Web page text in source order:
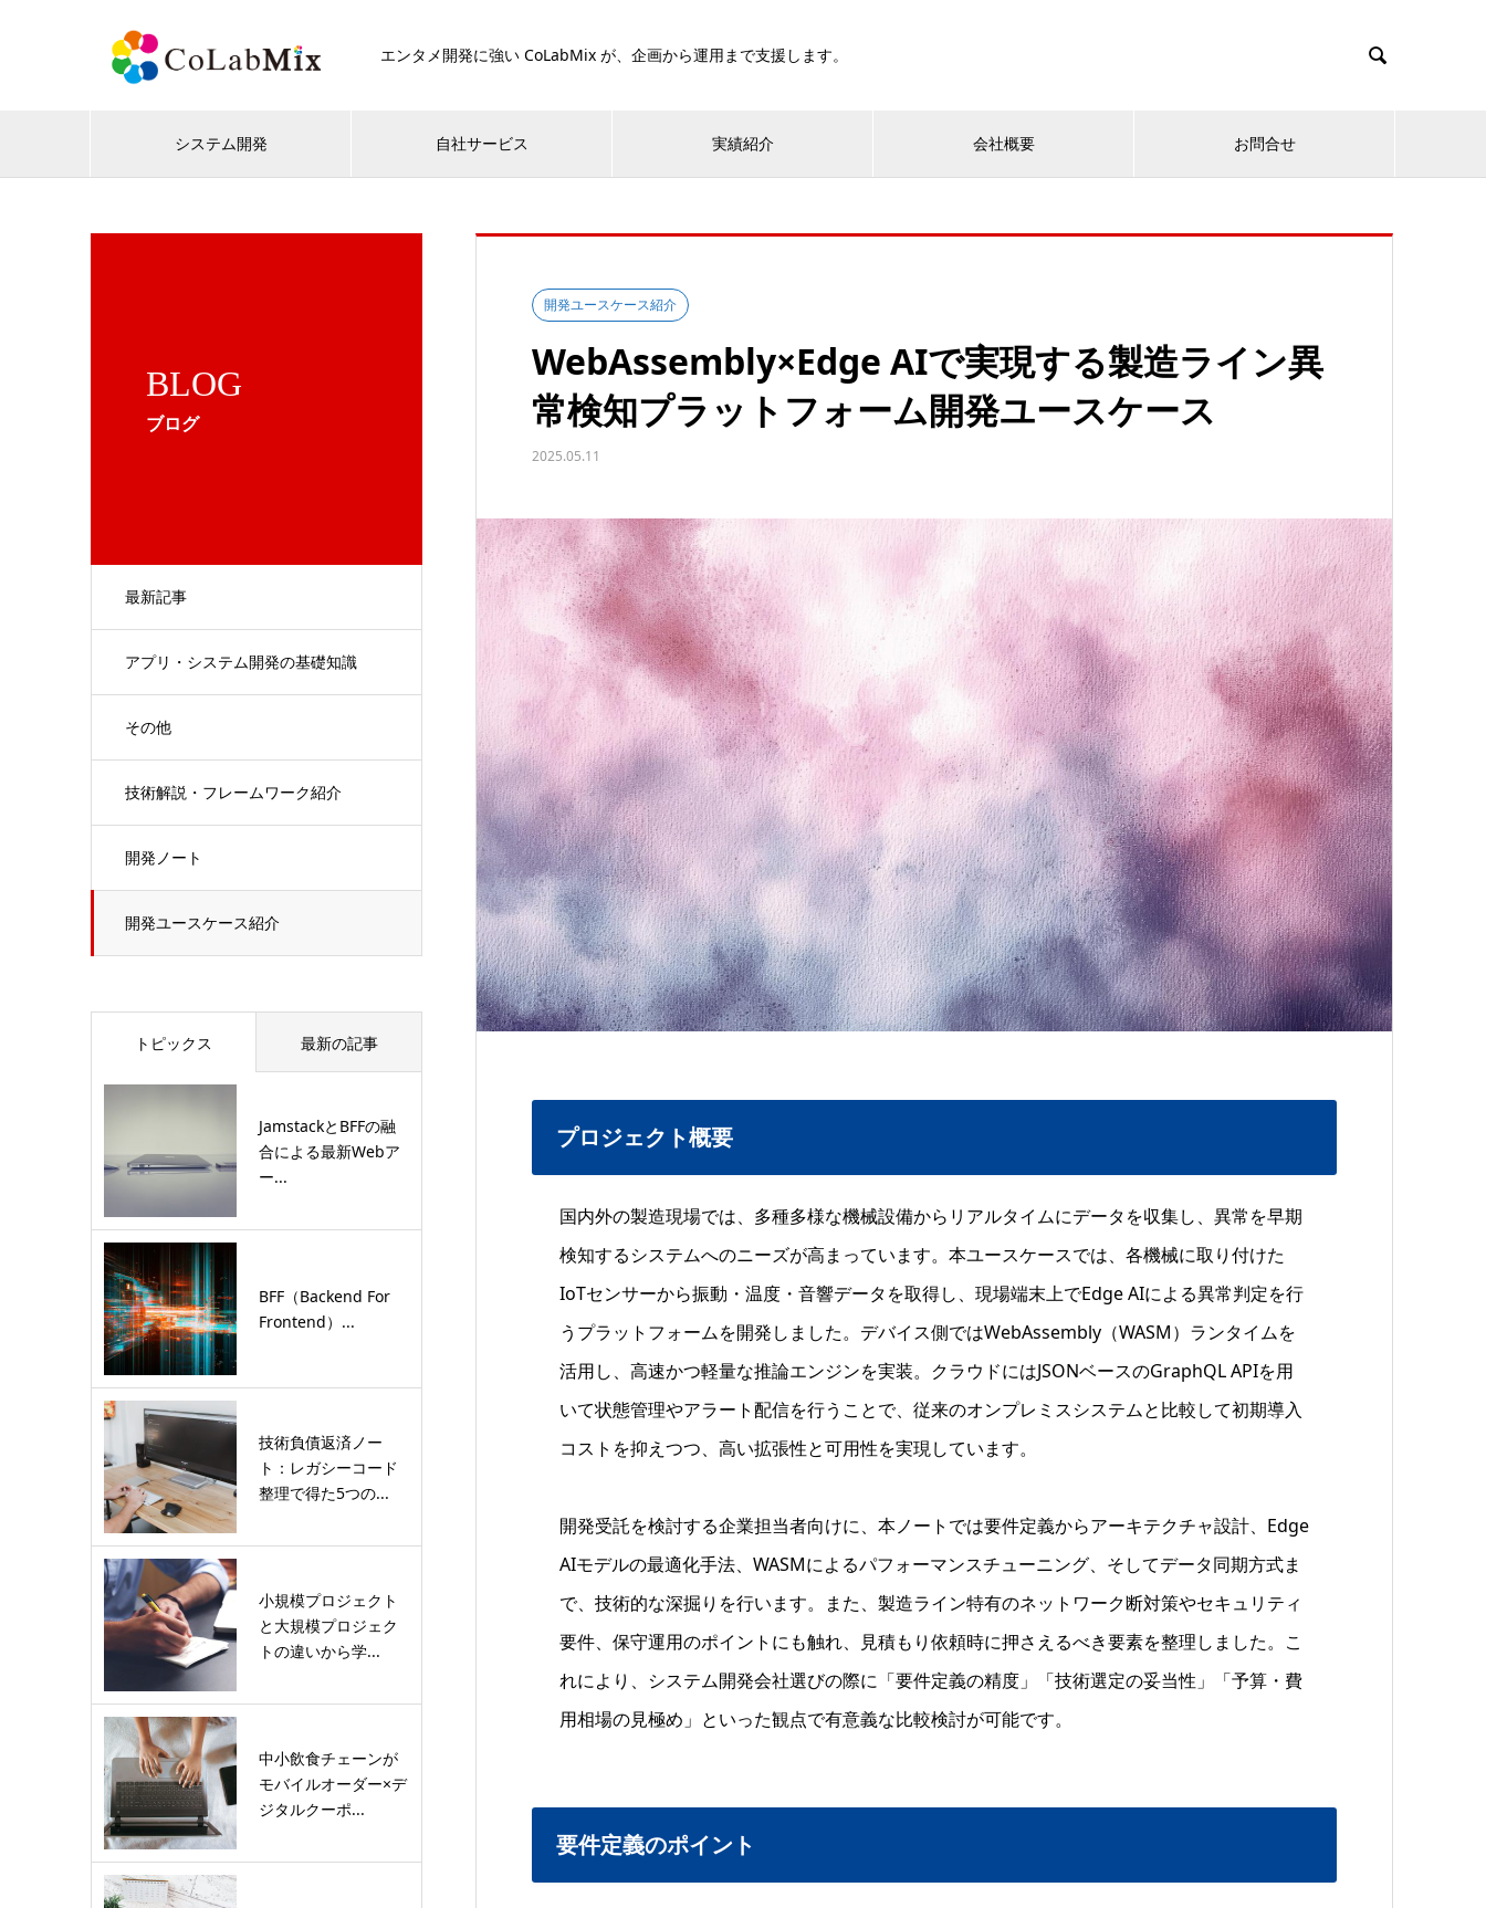
エンタメ開発に強い CoLabMix が、企画から運用まで支援します。 
システム開発 自社サービス 実績紹介 会社概要 お問合せ
BLOG
ブログ
最新記事
アプリ・システム開発の基礎知識
その他
技術解説・フレームワーク紹介
開発ノート
開発ユースケース紹介
開発ユースケース紹介
WebAssembly×Edge AIで実現する製造ライン異
常検知プラットフォーム開発ユースケース
2025.05.11
プロジェクト概要
国内外の製造現場では、多種多様な機械設備からリアルタイムにデータを収集し、異常を早期
検知するシステムへのニーズが高まっています。本ユースケースでは、各機械に取り付けた
IoTセンサーから振動・温度・音響データを取得し、現場端末上でEdge AIによる異常判定を行
うプラットフォームを開発しました。デバイス側ではWebAssembly（WASM）ランタイムを
活用し、高速かつ軽量な推論エンジンを実装。クラウドにはJSONベースのGraphQL APIを用
いて状態管理やアラート配信を行うことで、従来のオンプレミスシステムと比較して初期導入
コストを抑えつつ、高い拡張性と可用性を実現しています。
開発受託を検討する企業担当者向けに、本ノートでは要件定義からアーキテクチャ設計、Edge
AIモデルの最適化手法、WASMによるパフォーマンスチューニング、そしてデータ同期方式ま
で、技術的な深掘りを行います。また、製造ライン特有のネットワーク断対策やセキュリティ
要件、保守運用のポイントにも触れ、見積もり依頼時に押さえるべき要素を整理しました。こ
れにより、システム開発会社選びの際に「要件定義の精度」「技術選定の妥当性」「予算・費
用相場の見極め」といった観点で有意義な比較検討が可能です。
要件定義のポイント
トピックス 最新の記事
JamstackとBFFの融
合による最新Webア
ー...
BFF（Backend For
Frontend）...
技術負債返済ノー
ト：レガシーコード
整理で得た5つの...
小規模プロジェクト
と大規模プロジェク
トの違いから学...
中小飲食チェーンが
モバイルオーダー×デ
ジタルクーポ...